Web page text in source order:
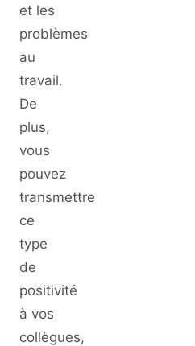
et les
problèmes
au
travail.
De
plus,
vous
pouvez
transmettre
ce
type
de
positivité
à vos
collègues,